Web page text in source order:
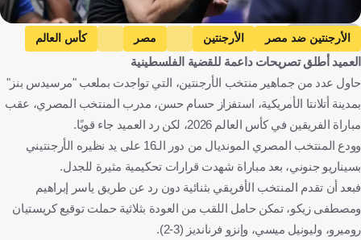
Getty Images
الأرجنتين ضد مصر الأرجنتين مصر
كأس العالم
حسام حسن
الأرجنتين مصر الولايات المتحدة
العميد أطلق تصريحات داعمة للقضية الفلسطينية
حاول عدد من جماهير منتخب الأرجنتين، التي تواجدت بملعب "مرسيدس بنز"
بمدينة أتلانتا الأمريكية، استفزاز حسام حسن، مدرب المنتخب المصري، عقب
مباراة الفريقين في كأس العالم 2026، لكن رد العميد جاء قويًا.
وودع المنتخب المصري المونديال من دور الـ16 على يد نظيره الأرجنتيني
بسيناريو جنوني، بعد مباراة شهدت قرارات تحكيمية مثيرة للجدل.
فبعد أن تقدم المنتخب الأفريقي بثنائية دون رد عن طريق ياسر إبراهيم
ومصطفى زيكو، تمكن حامل اللقب من العودة بثلاثية حملت توقيع كريستيان
روميرو، وليونيل ميسي، وإنزو فرنانديز (3-2).